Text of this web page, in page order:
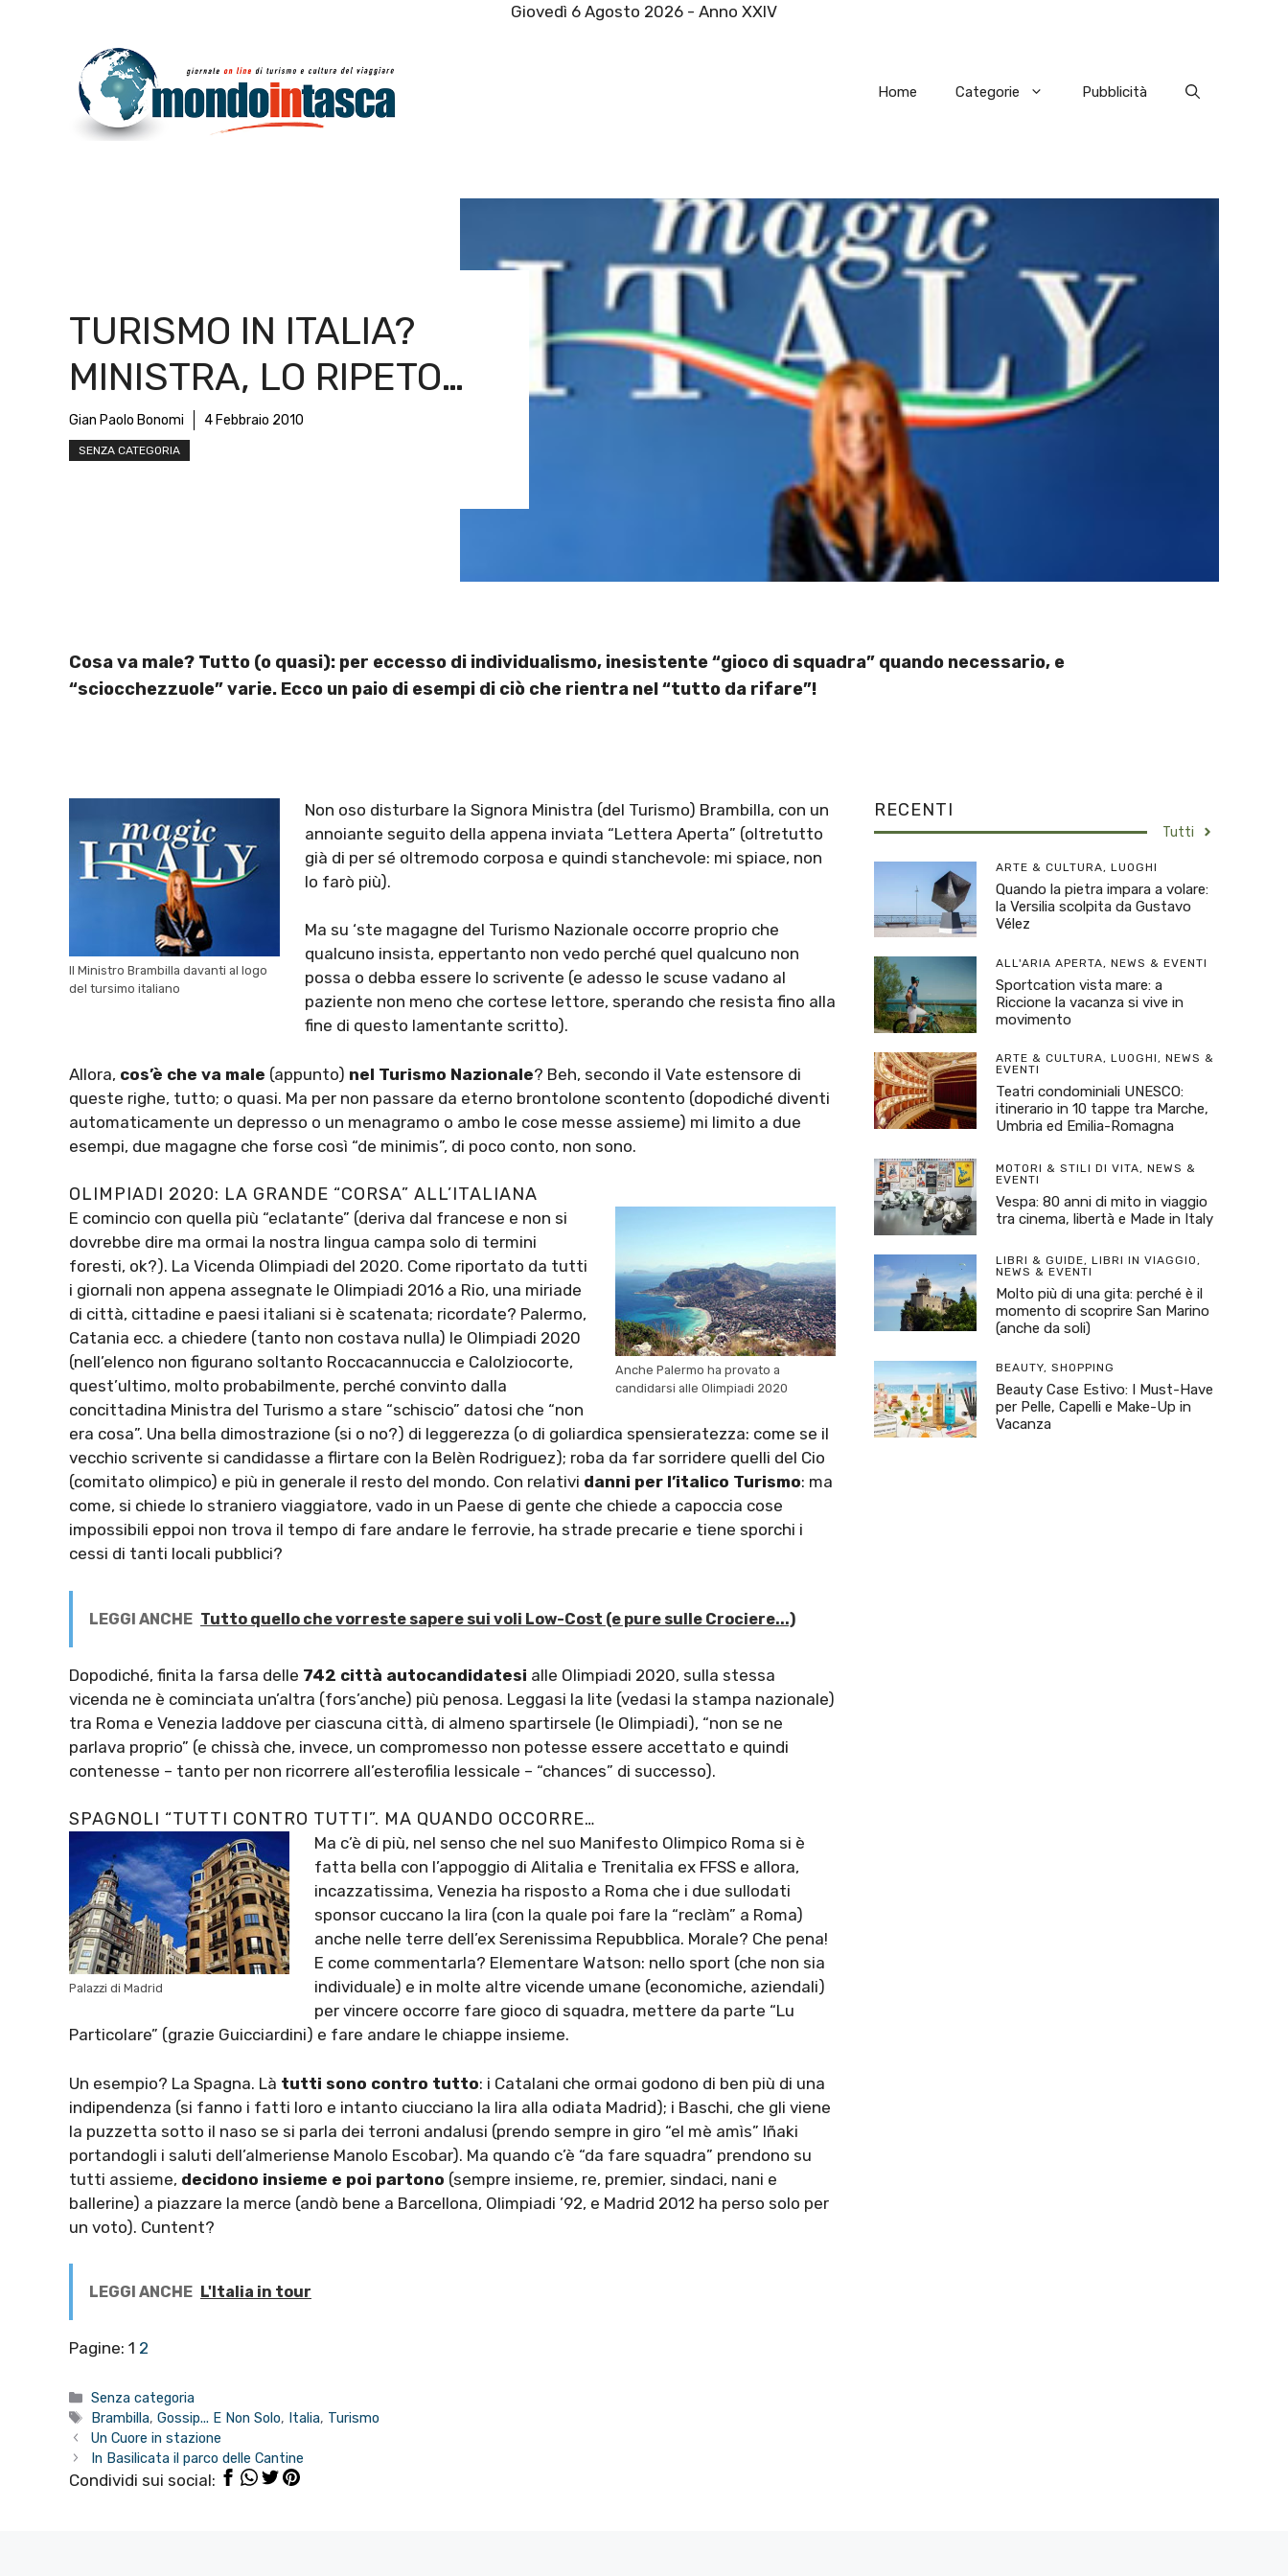
Giovedì 6 Agosto 2026 - Anno XXIV
Home Categorie Pubblicità
TURISMO IN ITALIA?
MINISTRA, LO RIPETO…
Gian Paolo Bonomi 4 Febbraio 2010
SENZA CATEGORIA
Cosa va male? Tutto (o quasi): per eccesso di individualismo, inesistente “gioco di squadra” quando necessario, e
“sciocchezzuole” varie. Ecco un paio di esempi di ciò che rientra nel “tutto da rifare”!
Il Ministro Brambilla davanti al logo
del tursimo italiano
Non oso disturbare la Signora Ministra (del Turismo) Brambilla, con un
annoiante seguito della appena inviata “Lettera Aperta” (oltretutto
già di per sé oltremodo corposa e quindi stanchevole: mi spiace, non
lo farò più).
Ma su ‘ste magagne del Turismo Nazionale occorre proprio che
qualcuno insista, eppertanto non vedo perché quel qualcuno non
possa o debba essere lo scrivente (e adesso le scuse vadano al
paziente non meno che cortese lettore, sperando che resista fino alla
fine di questo lamentante scritto).
Allora, cos’è che va male (appunto) nel Turismo Nazionale? Beh, secondo il Vate estensore di
queste righe, tutto; o quasi. Ma per non passare da eterno brontolone scontento (dopodiché diventi
automaticamente un depresso o un menagramo o ambo le cose messe assieme) mi limito a due
esempi, due magagne che forse così “de minimis”, di poco conto, non sono.
OLIMPIADI 2020: LA GRANDE “CORSA” ALL’ITALIANA
Anche Palermo ha provato a
candidarsi alle Olimpiadi 2020
E comincio con quella più “eclatante” (deriva dal francese e non si
dovrebbe dire ma ormai la nostra lingua campa solo di termini
foresti, ok?). La Vicenda Olimpiadi del 2020. Come riportato da tutti
i giornali non appena assegnate le Olimpiadi 2016 a Rio, una miriade
di città, cittadine e paesi italiani si è scatenata; ricordate? Palermo,
Catania ecc. a chiedere (tanto non costava nulla) le Olimpiadi 2020
(nell’elenco non figurano soltanto Roccacannuccia e Calolziocorte,
quest’ultimo, molto probabilmente, perché convinto dalla
concittadina Ministra del Turismo a stare “schiscio” datosi che “non
era cosa”. Una bella dimostrazione (si o no?) di leggerezza (o di goliardica spensieratezza: come se il
vecchio scrivente si candidasse a flirtare con la Belèn Rodriguez); roba da far sorridere quelli del Cio
(comitato olimpico) e più in generale il resto del mondo. Con relativi danni per l’italico Turismo: ma
come, si chiede lo straniero viaggiatore, vado in un Paese di gente che chiede a capoccia cose
impossibili eppoi non trova il tempo di fare andare le ferrovie, ha strade precarie e tiene sporchi i
cessi di tanti locali pubblici?
LEGGI ANCHE Tutto quello che vorreste sapere sui voli Low-Cost (e pure sulle Crociere...)
Dopodiché, finita la farsa delle 742 città autocandidatesi alle Olimpiadi 2020, sulla stessa
vicenda ne è cominciata un’altra (fors’anche) più penosa. Leggasi la lite (vedasi la stampa nazionale)
tra Roma e Venezia laddove per ciascuna città, di almeno spartirsele (le Olimpiadi), “non se ne
parlava proprio” (e chissà che, invece, un compromesso non potesse essere accettato e quindi
contenesse – tanto per non ricorrere all’esterofilia lessicale – “chances” di successo).
SPAGNOLI “TUTTI CONTRO TUTTI”. MA QUANDO OCCORRE…
Palazzi di Madrid
Ma c’è di più, nel senso che nel suo Manifesto Olimpico Roma si è
fatta bella con l’appoggio di Alitalia e Trenitalia ex FFSS e allora,
incazzatissima, Venezia ha risposto a Roma che i due sullodati
sponsor cuccano la lira (con la quale poi fare la “reclàm” a Roma)
anche nelle terre dell’ex Serenissima Repubblica. Morale? Che pena!
E come commentarla? Elementare Watson: nello sport (che non sia
individuale) e in molte altre vicende umane (economiche, aziendali)
per vincere occorre fare gioco di squadra, mettere da parte “Lu
Particolare” (grazie Guicciardini) e fare andare le chiappe insieme.
Un esempio? La Spagna. Là tutti sono contro tutto: i Catalani che ormai godono di ben più di una
indipendenza (si fanno i fatti loro e intanto ciucciano la lira alla odiata Madrid); i Baschi, che gli viene
la puzzetta sotto il naso se si parla dei terroni andalusi (prendo sempre in giro “el mè amìs” Iñaki
portandogli i saluti dell’almeriense Manolo Escobar). Ma quando c’è “da fare squadra” prendono su
tutti assieme, decidono insieme e poi partono (sempre insieme, re, premier, sindaci, nani e
ballerine) a piazzare la merce (andò bene a Barcellona, Olimpiadi ’92, e Madrid 2012 ha perso solo per
un voto). Cuntent?
LEGGI ANCHE L'Italia in tour
Pagine: 1 2
Categorie
Senza categoria
Tag
Brambilla,Gossip... E Non Solo, Italia, Turismo
Un Cuore in stazione
In Basilicata il parco delle Cantine
Condividi sui social:
RECENTI
Tutti
ARTE & CULTURA, LUOGHI
Quando la pietra impara a volare:
la Versilia scolpita da Gustavo
Vélez
ALL'ARIA APERTA, NEWS & EVENTI
Sportcation vista mare: a
Riccione la vacanza si vive in
movimento
ARTE & CULTURA, LUOGHI, NEWS &
EVENTI
Teatri condominiali UNESCO:
itinerario in 10 tappe tra Marche,
Umbria ed Emilia-Romagna
MOTORI & STILI DI VITA, NEWS &
EVENTI
Vespa: 80 anni di mito in viaggio
tra cinema, libertà e Made in Italy
LIBRI & GUIDE, LIBRI IN VIAGGIO,
NEWS & EVENTI
Molto più di una gita: perché è il
momento di scoprire San Marino
(anche da soli)
BEAUTY, SHOPPING
Beauty Case Estivo: I Must-Have
per Pelle, Capelli e Make-Up in
Vacanza